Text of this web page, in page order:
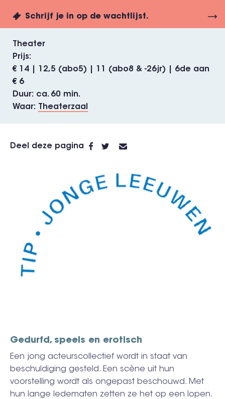
Schrijf je in op de wachtlijst.
Theater
Prijs
€ 14 | 12,5 (abo5) | 11 (abo8 & -26jr) | 6de aan
€ 6
Duur
ca. 60 min.
Waar
Theaterzaal
Deel deze pagina
Gedurfd, speels en erotisch
Een jong acteurscollectief wordt in staat van
beschuldiging gesteld. Een scène uit hun
voorstelling wordt als ongepast beschouwd. Met
hun lange ledematen zetten ze het op een lopen.